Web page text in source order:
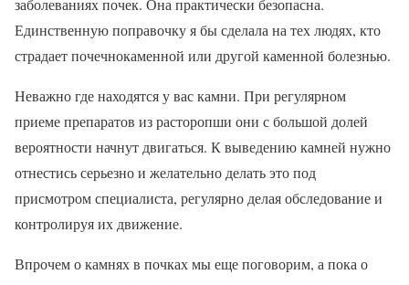
Единственную поправочку я бы сделала на тех людях, кто
страдает почечнокаменной или другой каменной болезнью.
Неважно где находятся у вас камни. При регулярном
приеме препаратов из расторопши они с большой долей
вероятности начнут двигаться. К выведению камней нужно
отнестись серьезно и желательно делать это под
присмотром специалиста, регулярно делая обследование и
контролируя их движение.
Впрочем о камнях в почках мы еще поговорим, а пока о